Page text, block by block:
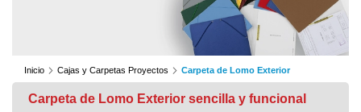
Inicio Cajas y Carpetas Proyectos Carpeta de Lomo Exterior
Carpeta de Lomo Exterior sencilla y funcional